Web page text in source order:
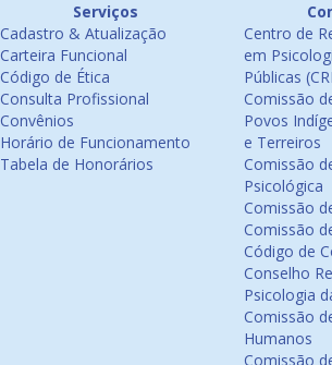
Serviços
Cadastro & Atualização
Carteira Funcional
Código de Ética
Consulta Profissional
Convênios
Horário de Funcionamento
Tabela de Honorários
Centro de
em
Públicas
Comissão
Povos
e Terreiros
Comissão
Psicológica
Comissão
Comissão
Código de
Conselho
Psicologia
Comissão
Humanos
Comissão